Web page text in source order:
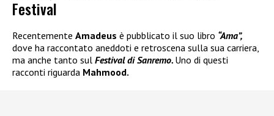
Festival
Recentemente Amadeus è pubblicato il suo libro “Ama”,
dove ha raccontato aneddoti e retroscena sulla sua carriera,
ma anche tanto sul Festival di Sanremo. Uno di questi
racconti riguarda Mahmood.